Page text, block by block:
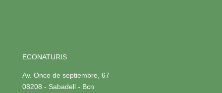
ECONATURIS
Av. Once de septiembre, 67
08208 - Sabadell - Bcn